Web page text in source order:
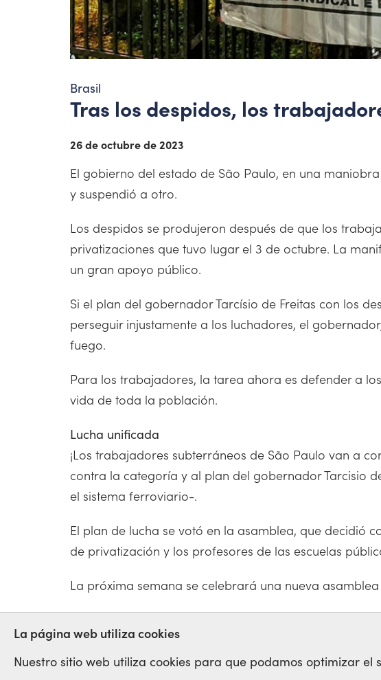
Brasil
Tras los despidos, los
26 de octubre de 2023
El gobierno del estado de São Paulo, en una
y suspendió a otro.
Los despidos se produjeron después de que los
privatizaciones que tuvo lugar el 3 de octubre. La
un gran apoyo público.
Si el plan del gobernador Tarcísio de Freitas con los
perseguir injustamente a los luchadores, el
fuego.
Para los trabajadores, la tarea ahora es defender a
vida de toda la población.
Lucha unificada
¡Los trabajadores subterráneos de São Paulo van a
contra la categoría y al plan del gobernador Tarcisio
el sistema ferroviario-.
El plan de lucha se votó en la asamblea, que decidió
de privatización y los profesores de las escuelas
La próxima semana se celebrará una nueva
HUELGA ANTISINDICAL
La página web utiliza cookies
Nuestro sitio web utiliza cookies para que podamos optimizar